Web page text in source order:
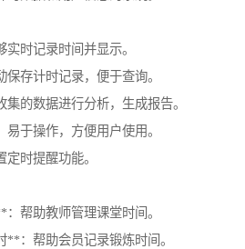
时记录时间并显示。
存计时记录，便于查询。
的数据进行分析，生成报告。
于操作，方便用户使用。
时提醒功能。
帮助教师管理课堂时间。
：帮助会员记录锻炼时间。